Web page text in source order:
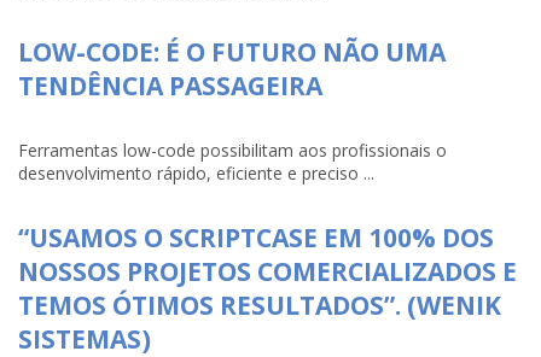
LOW-CODE: É O FUTURO NÃO UMA
TENDÊNCIA PASSAGEIRA
Ferramentas low-code possibilitam aos profissionais o
desenvolvimento rápido, eficiente e preciso ...
“USAMOS O SCRIPTCASE EM 100% DOS
NOSSOS PROJETOS COMERCIALIZADOS E
TEMOS ÓTIMOS RESULTADOS”. (WENIK
SISTEMAS)